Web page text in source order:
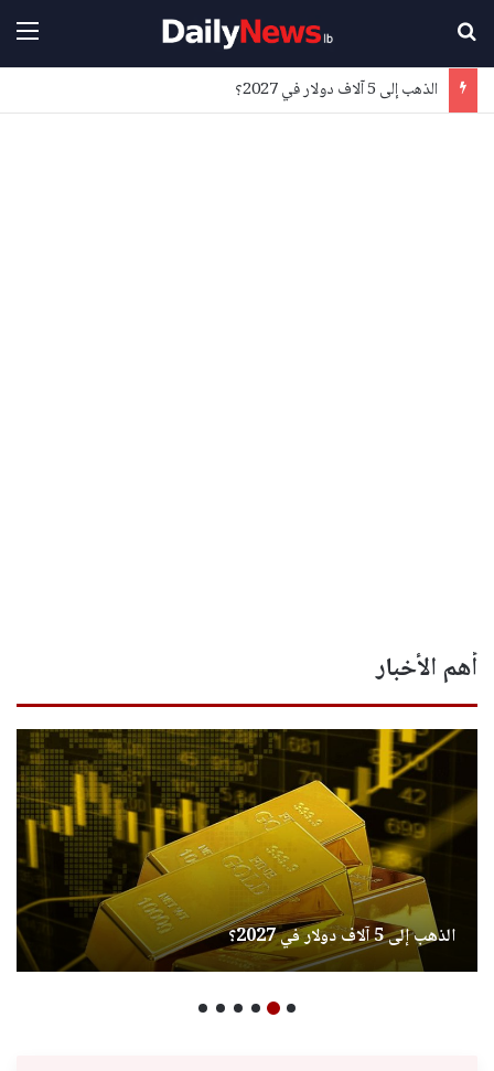
الذهب إلى 5 آلاف دولار في 2027؟
أهم الأخبار
الذهب إلى 5 آلاف دولار في 2027؟